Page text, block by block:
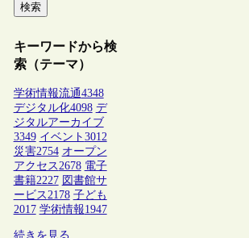
検索
キーワードから検
索（テーマ）
学術情報流通4348
デジタル化4098 デ
ジタルアーカイブ
3349 イベント 3012
災害2754 オープン
アクセス 2678 電子
書籍2227 図書館サ
ービス 2178 子ども
2017 学術情報1947
続きを見る